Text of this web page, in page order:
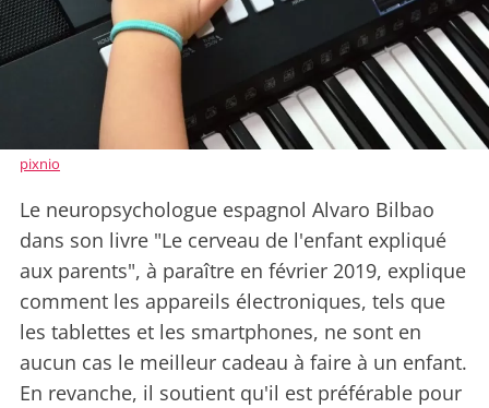
pixnio
Le neuropsychologue espagnol Alvaro Bilbao
dans son livre "Le cerveau de l'enfant expliqué
aux parents", à paraître en février 2019, explique
comment les appareils électroniques, tels que
les tablettes et les smartphones, ne sont en
aucun cas le meilleur cadeau à faire à un enfant.
En revanche, il soutient qu'il est préférable pour